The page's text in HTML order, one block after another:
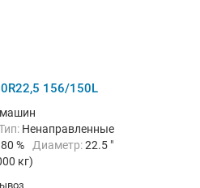
156/150L
Тип: Ненаправленные
80 % Диаметр:22.5 "
кг)